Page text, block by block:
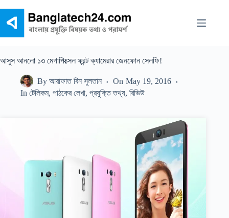
content
আসুস আনলো ১৩ মেগাপিক্সেল ফ্রন্ট ক্যামেরার জেনফোন সেলফি!
By আরাফাত বিন সুলতান On May 19, 2016
In টেলিকম,পাঠকের লেখা,প্রযুক্তি তথ্য,রিভিউ